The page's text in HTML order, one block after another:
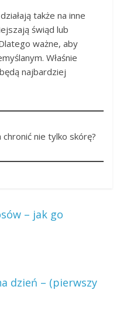
także na inne
świąd lub
ważne, aby
Właśnie
najbardziej
nie tylko skórę?
– jak go
dzień – (pierwszy